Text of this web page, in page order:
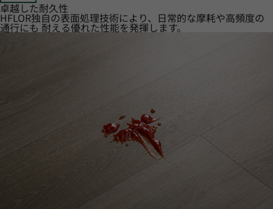
卓越した耐久性
HFLOR独自の表面処理技術により、日常的な摩耗や高頻度の
通行にも 耐える優れた性能を発揮します。